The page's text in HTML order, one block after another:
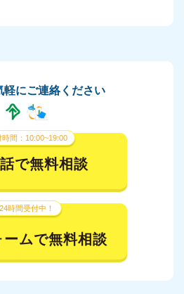
軽にご連絡ください
時間：10:00~19:00
で無料相談
24時間受付中！
ームで無料相談